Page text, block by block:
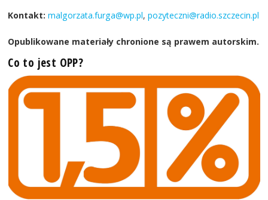
Kontakt: malgorzata.furga@wp.pl,pozyteczni@radio.szczecin.pl
Opublikowane materiały chronione są prawem autorskim.
Co to jest OPP?